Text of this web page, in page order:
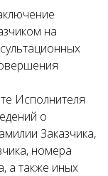
на
Исполнителя
о
Заказчика,
номера
а также иных